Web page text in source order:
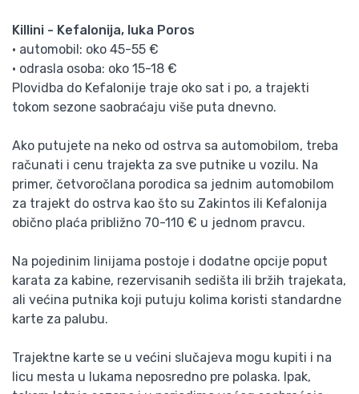
Killini - Kefalonija, luka Poros
• automobil: oko 45-55 €
• odrasla osoba: oko 15-18 €
Plovidba do Kefalonije traje oko sat i po, a trajekti
tokom sezone saobraćaju više puta dnevno.
Ako putujete na neko od ostrva sa automobilom, treba
računati i cenu trajekta za sve putnike u vozilu. Na
primer, četvoročlana porodica sa jednim automobilom
za trajekt do ostrva kao što su Zakintos ili Kefalonija
obično plaća približno 70-110 € u jednom pravcu.
Na pojedinim linijama postoje i dodatne opcije poput
karata za kabine, rezervisanih sedišta ili bržih trajekata,
ali većina putnika koji putuju kolima koristi standardne
karte za palubu.
Trajektne karte se u većini slučajeva mogu kupiti i na
licu mesta u lukama neposredno pre polaska. Ipak,